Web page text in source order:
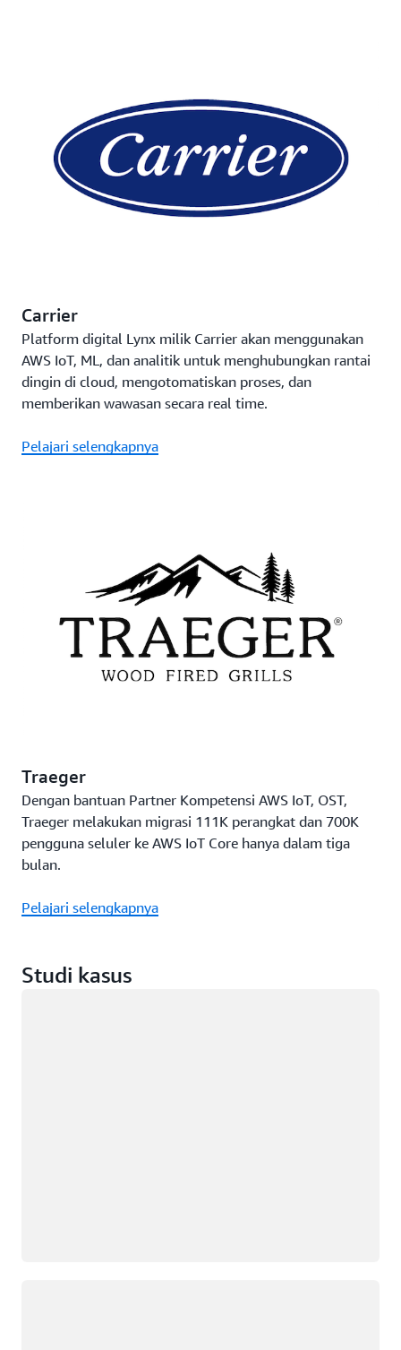
Carrier
Platform digital Lynx milik Carrier akan menggunakan
AWS IoT, ML, dan analitik untuk menghubungkan rantai
dingin di cloud, mengotomatiskan proses, dan
memberikan wawasan secara real time.
Pelajari selengkapnya
Traeger
Dengan bantuan Partner Kompetensi AWS IoT, OST,
Traeger melakukan migrasi 111K perangkat dan 700K
pengguna seluler ke AWS IoT Core hanya dalam tiga
bulan.
Pelajari selengkapnya
Studi kasus